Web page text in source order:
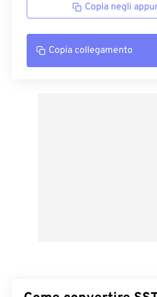
Copia negli
Copia collegamento